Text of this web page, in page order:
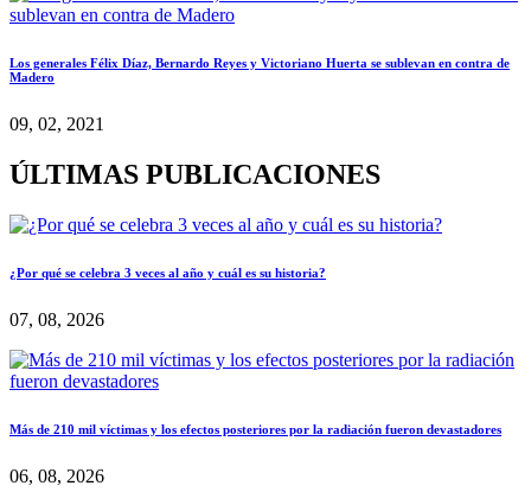
Los generales Félix Díaz, Bernardo Reyes y Victoriano Huerta se sublevan en contra de
Madero
09, 02, 2021
ÚLTIMAS PUBLICACIONES
¿Por qué se celebra 3 veces al año y cuál es su historia?
07, 08, 2026
Más de 210 mil víctimas y los efectos posteriores por la radiación fueron devastadores
06, 08, 2026